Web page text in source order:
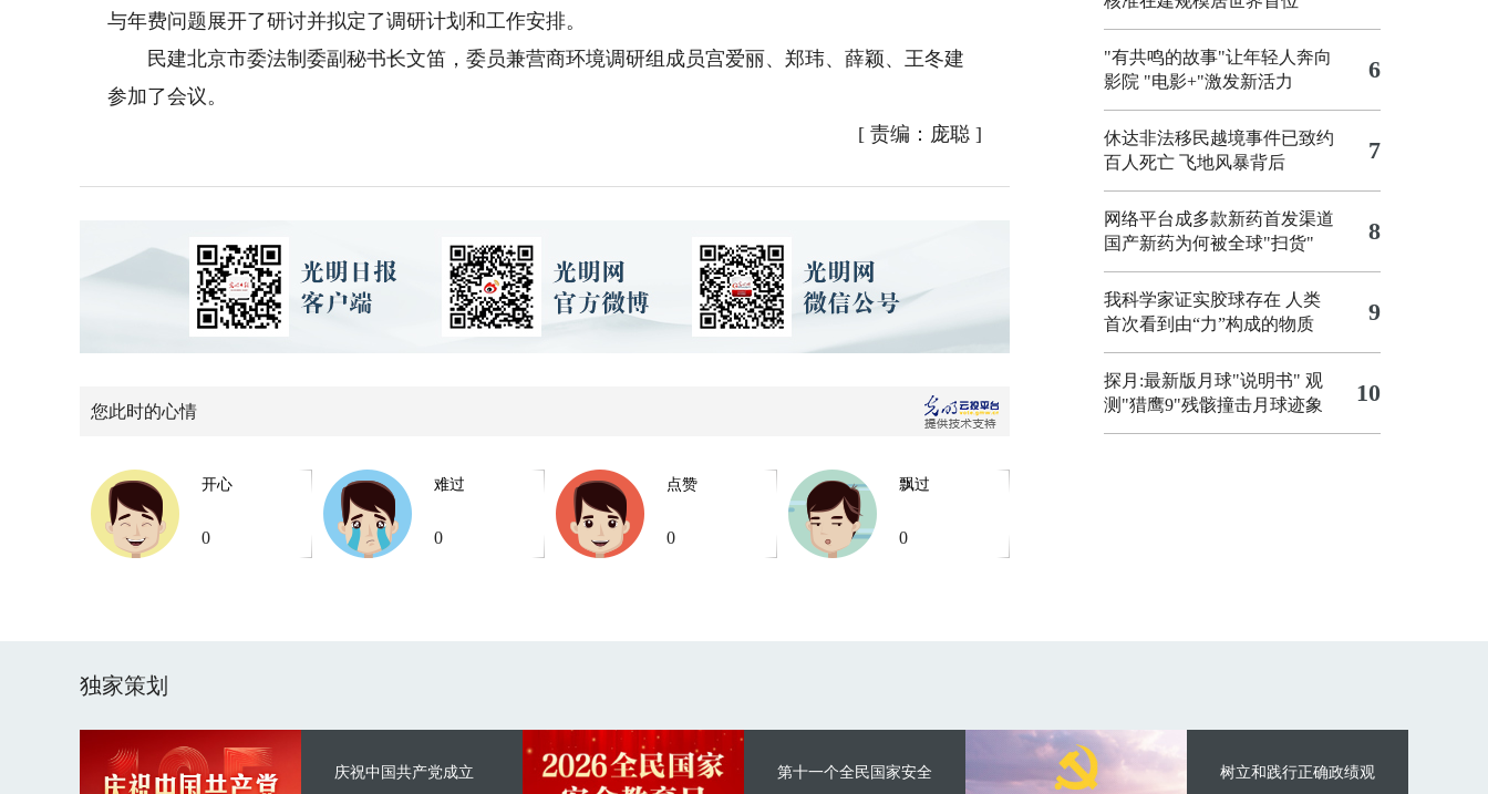
与年费问题展开了研讨并拟定了调研计划和工作安排。
民建北京市委法制委副秘书长文笛，委员兼营商环境调研组成员宫爱丽、郑玮、薛颖、王冬建
参加了会议。
[ 责编：庞聪]
您此时的心情
开心
0
难过
0
点赞
0
飘过
0
"有共鸣的故事"让年轻人奔向
影院 "电影+"激发新活力 6
休达非法移民越境事件已致约
百人死亡 飞地风暴背后 7
网络平台成多款新药首发渠道
国产新药为何被全球"扫货"
8
我科学家证实胶球存在 人类
首次看到由“力”构成的物质
9
探月:最新版月球"说明书" 观
测"猎鹰9"残骸撞击月球迹象
10
独家策划
庆祝中国共产党成立
第十一个全民国家安全
树立和践行正确政绩观